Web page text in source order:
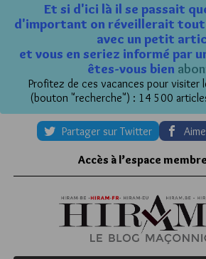
Et si d'ici là il se passait
d'important on réveillerait tout
avec un petit
et vous en seriez informé par
êtes-vous bien
Profitez de ces vacances pour visiter
(bouton "recherche") : 14 500
Partager sur Twitter
Accès à l’espace membre